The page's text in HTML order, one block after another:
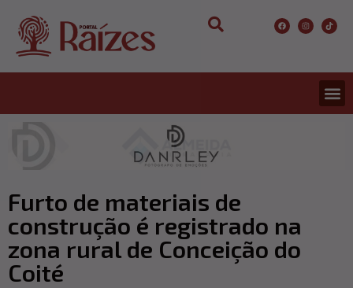
Furto de materiais de
construção é registrado na
zona rural de Conceição do
Coité